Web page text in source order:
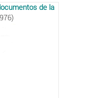
de la